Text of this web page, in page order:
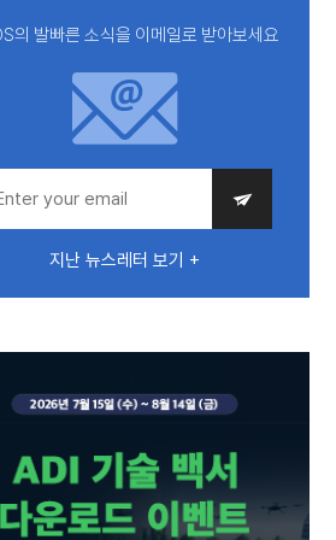
의 발빠른 소식을 이메일로 받아보세요
지난 뉴스레터 보기 +